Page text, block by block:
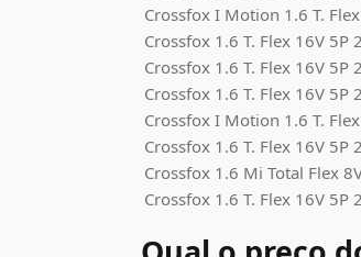
Crossfox I Motion 1.6 T.
Crossfox 1.6 T. Flex 16V 5P
Crossfox 1.6 T. Flex 16V 5P
Crossfox 1.6 T. Flex 16V 5P
Crossfox I Motion 1.6 T.
Crossfox 1.6 T. Flex 16V 5P
Crossfox 1.6 Mi Total Flex
Crossfox 1.6 T. Flex 16V 5P